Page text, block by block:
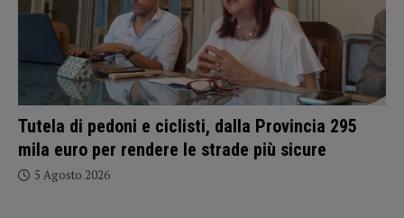
Tutela di pedoni e ciclisti, dalla Provincia 295
mila euro per rendere le strade più sicure
5 Agosto 2026